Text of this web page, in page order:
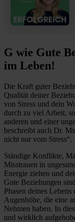
G wie Gute
im Leben!
Die Kraft guter
Qualität deiner
von Stress und dein
durch zu viel Arbeit,
anderen und einer
beschreibt auch Dr.
nicht nur vom Stress“.
Ständige Konflikte,
Misstrauen in
Energie ziehen und
Gute Beziehungen
Phasen deines
Augenhöhe, die eine
Nehmen haben. In
und wirklich